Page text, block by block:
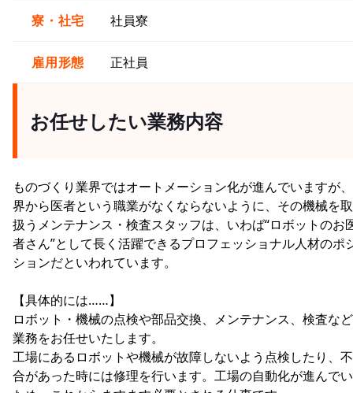
寮・社宅 社員寮
雇用形態 正社員
お任せしたい業務内容
ものづくり業界ではオートメーション化が進んでいますが
界から医者という職業がなくならないように、その機械を
扱うメンテナンス・検査スタッフは、いわば“ロボットのお
者さん”として長く活躍できるプロフェッショナル人材のポ
ションだといわれています。
【具体的には……】
ロボット・機械の点検や部品交換、メンテナンス、検査な
業務をお任せいたします。
工場にあるロボットや機械が故障しないよう点検したり、
合があった時には修理を行います。工場の自動化が進んで